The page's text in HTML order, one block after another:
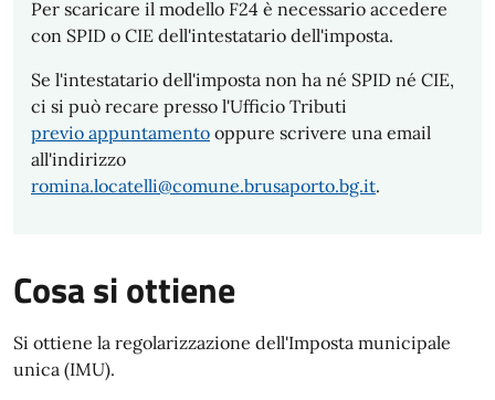
Per scaricare il modello F24 è necessario accedere
con SPID o CIE dell'intestatario dell'imposta.
Se l'intestatario dell'imposta non ha né SPID né CIE,
ci si può recare presso l'Ufficio Tributi
previo appuntamento oppure scrivere una email
all'indirizzo
romina.locatelli@comune.brusaporto.bg.it.
Cosa si ottiene
Si ottiene la regolarizzazione dell'Imposta municipale
unica (IMU).